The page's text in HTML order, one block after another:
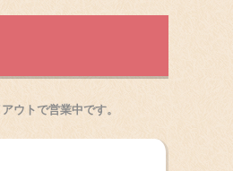
ウトで営業中です。